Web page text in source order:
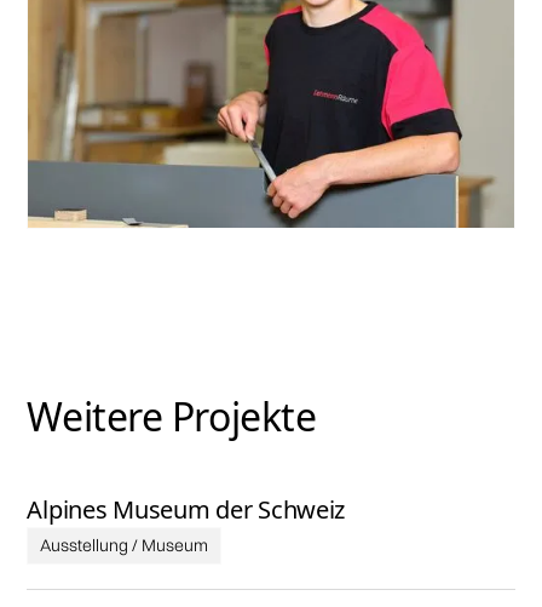
Weitere Projekte
Alpines Museum der Schweiz
Ausstellung / Museum